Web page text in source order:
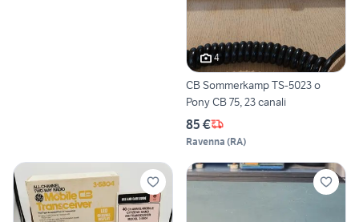
4
CB Sommerkamp TS-5023 o
Pony CB 75, 23 canali
85 €
Ravenna (RA)